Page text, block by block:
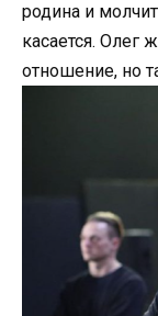
родина и
касается. Олег
отношение, но